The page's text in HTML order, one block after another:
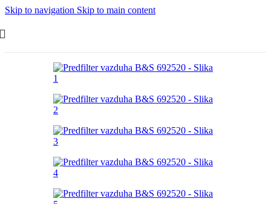
Skip to navigation Skip to main content